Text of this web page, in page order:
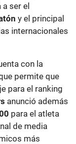
ser el
y el principal
internacionales
con la
permite que
para el ranking
anunció además
para el atleta
de media
más